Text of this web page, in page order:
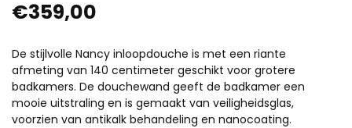
€359,00
De stijlvolle Nancy inloopdouche is met een riante
afmeting van 140 centimeter geschikt voor grotere
badkamers. De douchewand geeft de badkamer een
mooie uitstraling en is gemaakt van veiligheidsglas,
voorzien van antikalk behandeling en nanocoating.